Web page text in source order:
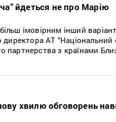
йдеться не про Марію
імовірним інший
АТ "Національний
партнерства з країнами
хвилю обговорень